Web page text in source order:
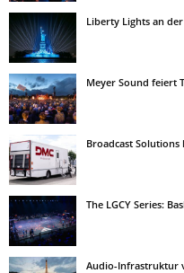
Liberty Lights an
Meyer Sound feiert
Broadcast
The LGCY Series:
Audio-Infrastruktur